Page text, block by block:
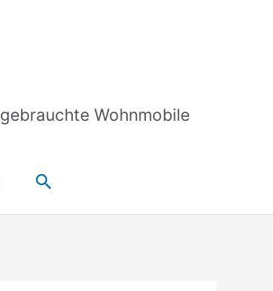
gebrauchte Wohnmobile
Suchen